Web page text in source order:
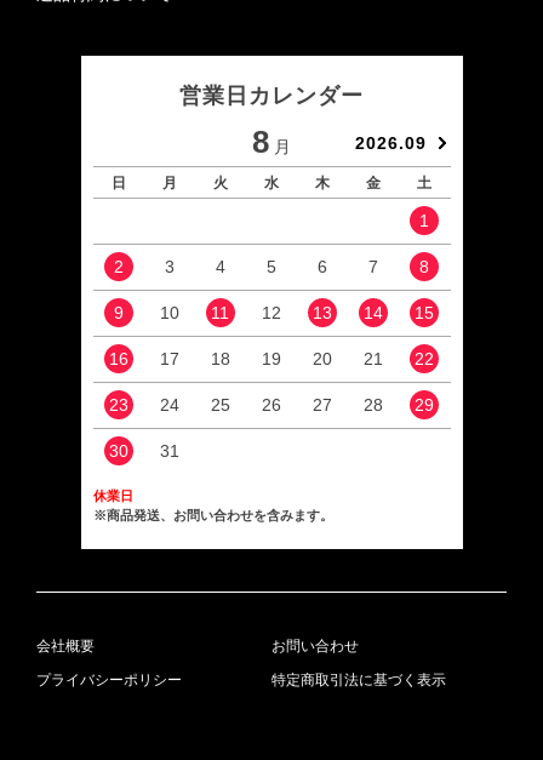
営業日カレンダー
8 月 2026.09
日 月 火 水 木 金 土
1
2 3 4 5 6 7 8
9 10 11 12 13 14 15
16 17 18 19 20 21 22
23 24 25 26 27 28 29
30 31
休業日
※商品発送、お問い合わせを含みます。
会社概要
お問い合わせ
プライバシーポリシー
特定商取引法に基づく表示